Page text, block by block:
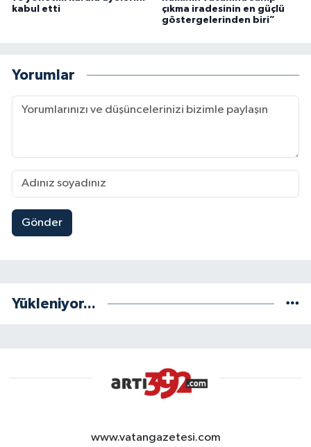
kabul etti
çıkma iradesinin en güçlü
göstergelerinden biri”
Yorumlar
Gönder
Yükleniyor...
www.vatangazetesi.com